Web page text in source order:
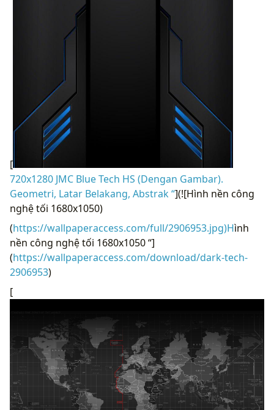
[
720x1280 JMC Blue Tech HS (Dengan Gambar).
Geometri, Latar Belakang, Abstrak “](![Hình nền công
nghệ tối 1680x1050)
(https://wallpaperaccess.com/full/2906953.jpg)Hình
nền công nghệ tối 1680x1050 “]
(https://wallpaperaccess.com/download/dark-tech-
2906953)
[